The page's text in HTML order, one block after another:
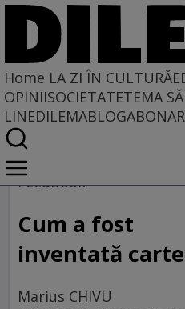
Home LA ZI ÎN CULTURĂ
OPINIISOCIETATETEMA
LINEDILEMABLOG
Home
La zi în cultură
Feedbook
Cum a fost
inventată
Marius CHIVU